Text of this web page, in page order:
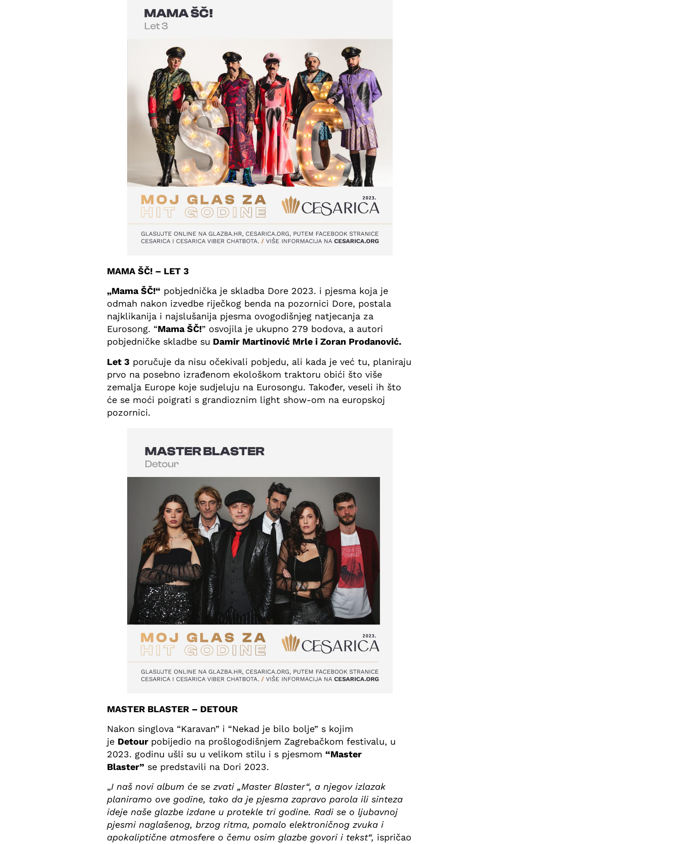
MAMA ŠČ! – LET 3
„Mama ŠČ!“ pobjednička je skladba Dore 2023. i pjesma koja je
odmah nakon izvedbe riječkog benda na pozornici Dore, postala
najklikanija i najslušanija pjesma ovogodišnjeg natjecanja za
Eurosong. “Mama ŠČ!” osvojila je ukupno 279 bodova, a autori
pobjedničke skladbe su Damir Martinović Mrle i Zoran Prodanović.
Let 3 poručuje da nisu očekivali pobjedu, ali kada je već tu, planiraju
prvo na posebno izrađenom ekološkom traktoru obići što više
zemalja Europe koje sudjeluju na Eurosongu. Također, veseli ih što
će se moći poigrati s grandioznim light show-om na europskoj
pozornici.
MASTER BLASTER – DETOUR
Nakon singlova “Karavan” i “Nekad je bilo bolje” s kojim
je Detour pobijedio na prošlogodišnjem Zagrebačkom festivalu, u
2023. godinu ušli su u velikom stilu i s pjesmom “Master
Blaster” se predstavili na Dori 2023.
„I naš novi album će se zvati „Master Blaster“, a njegov izlazak
planiramo ove godine, tako da je pjesma zapravo parola ili sinteza
ideje naše glazbe izdane u protekle tri godine. Radi se o ljubavnoj
pjesmi naglašenog, brzog ritma, pomalo elektroničnog zvuka i
apokaliptične atmosfere o čemu osim glazbe govori i tekst“, ispričao